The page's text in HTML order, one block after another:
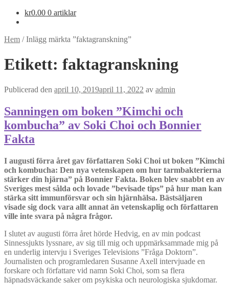
kr0.00 0 artiklar
Hem /Inlägg märkta ”faktagranskning”
Etikett: faktagranskning
Publicerad den april 10, 2019april 11, 2022 av admin
Sanningen om boken ”Kimchi och
kombucha” av Soki Choi och Bonnier
Fakta
I augusti förra året gav författaren Soki Choi ut boken ”Kimchi
och kombucha: Den nya vetenskapen om hur tarmbakterierna
stärker din hjärna” på Bonnier Fakta. Boken blev snabbt en av
Sveriges mest sålda och lovade ”bevisade tips” på hur man kan
stärka sitt immunförsvar och sin hjärnhälsa. Bästsäljaren
visade sig dock vara allt annat än vetenskaplig och författaren
ville inte svara på några frågor.
I slutet av augusti förra året hörde Hedvig, en av min podcast
Sinnessjukts lyssnare, av sig till mig och uppmärksammade mig på
en underlig intervju i Sveriges Televisions ”Fråga Doktorn”.
Journalisten och programledaren Susanne Axell intervjuade en
forskare och författare vid namn Soki Choi, som sa flera
häpnadsväckande saker om psykiska och neurologiska sjukdomar.